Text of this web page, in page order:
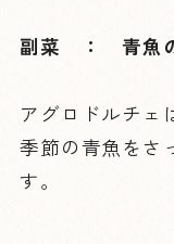
副菜 ： 青魚
アグロドルチェ
季節の青魚をさ
す。